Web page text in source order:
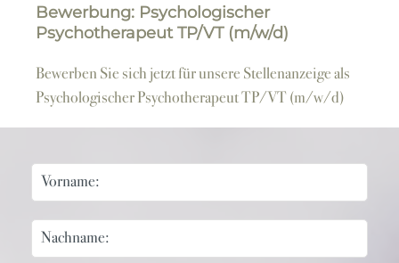
Bewerbung: Psychologischer
Psychotherapeut TP/VT (m/w/d)
Bewerben Sie sich jetzt für unsere Stellenanzeige als
Psychologischer Psychotherapeut TP/VT (m/w/d)